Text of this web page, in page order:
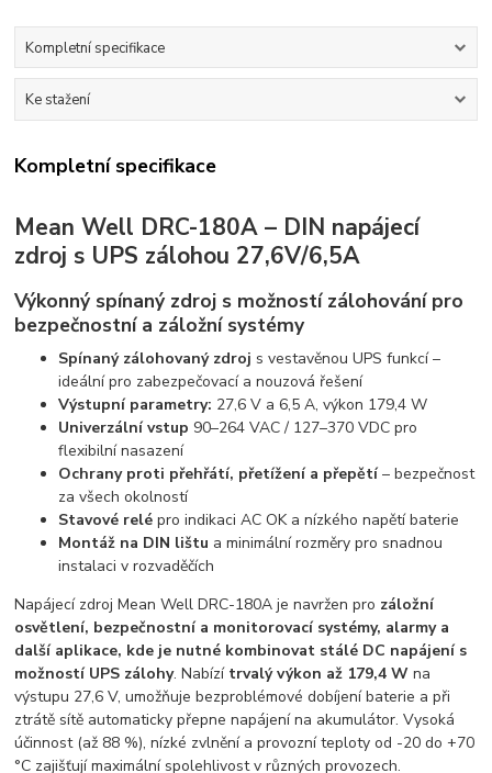
Kompletní specifikace
Ke stažení
Kompletní specifikace
Mean Well DRC-180A – DIN napájecí
zdroj s UPS zálohou 27,6V/6,5A
Výkonný spínaný zdroj s možností zálohování pro
bezpečnostní a záložní systémy
Spínaný zálohovaný zdroj s vestavěnou UPS funkcí –
ideální pro zabezpečovací a nouzová řešení
Výstupní parametry: 27,6 V a 6,5 A, výkon 179,4 W
Univerzální vstup 90–264 VAC / 127–370 VDC pro
flexibilní nasazení
Ochrany proti přehřátí, přetížení a přepětí– bezpečnost
za všech okolností
Stavové relé pro indikaci AC OK a nízkého napětí baterie
Montáž na DIN lištu a minimální rozměry pro snadnou
instalaci v rozvaděčích
Napájecí zdroj Mean Well DRC-180A je navržen pro záložní
osvětlení, bezpečnostní a monitorovací systémy, alarmy a
další aplikace, kde je nutné kombinovat stálé DC napájení s
možností UPS zálohy. Nabízí trvalý výkon až 179,4 W na
výstupu 27,6 V, umožňuje bezproblémové dobíjení baterie a při
ztrátě sítě automaticky přepne napájení na akumulátor. Vysoká
účinnost (až 88 %), nízké zvlnění a provozní teploty od -20 do +70
°C zajišťují maximální spolehlivost v různých provozech.